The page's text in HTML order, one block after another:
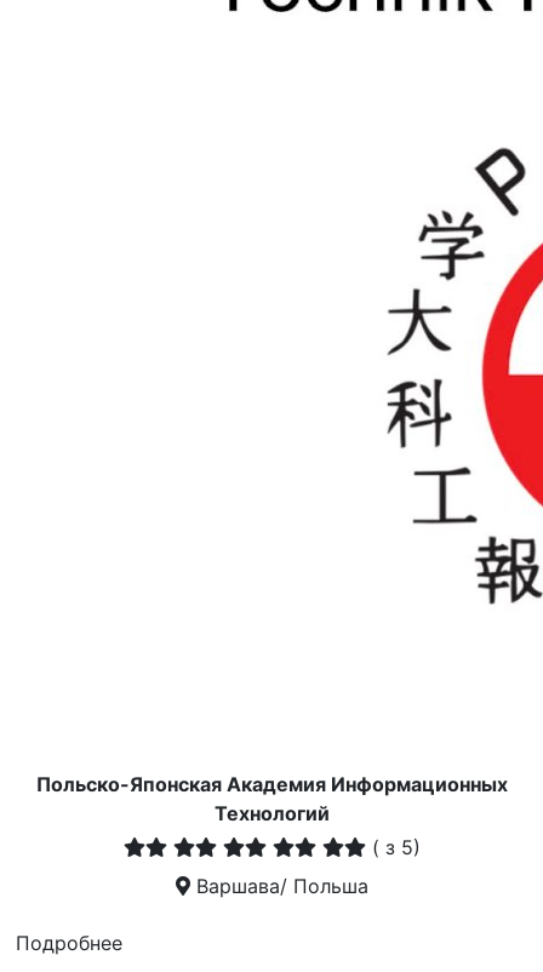
Польско-Японская Академия Информационных
Технологий
( з 5)
Варшава/ Польша
Подробнее